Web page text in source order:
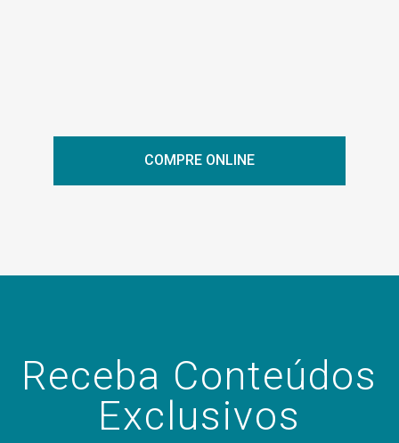
COMPRE ONLINE
Receba Conteúdos
Exclusivos